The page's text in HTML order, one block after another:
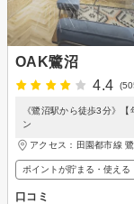
OAK鷺沼
4.4
《鷺沼駅から徒歩3分》
ン
アクセス：田園都市線
ポイントが貯まる・使える
口コミ